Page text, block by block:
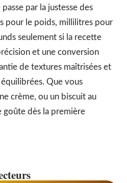
par la justesse des
pour le poids, millilitres pour
seulement si la recette
et une conversion
de textures maîtrisées et
Que vous
crème, ou un biscuit au
goûte dès la première